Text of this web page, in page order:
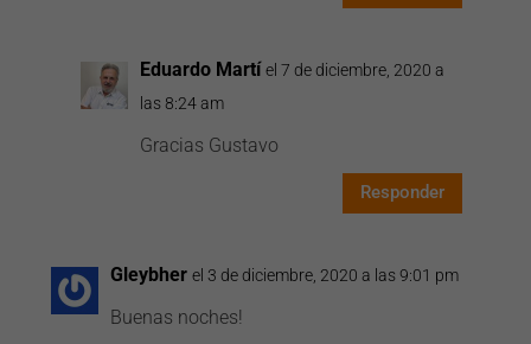
Eduardo Martí el 7 de diciembre, 2020 a
las 8:24 am
Gracias Gustavo
Responder
Gleybher el 3 de diciembre, 2020 a las 9:01 pm
Buenas noches!